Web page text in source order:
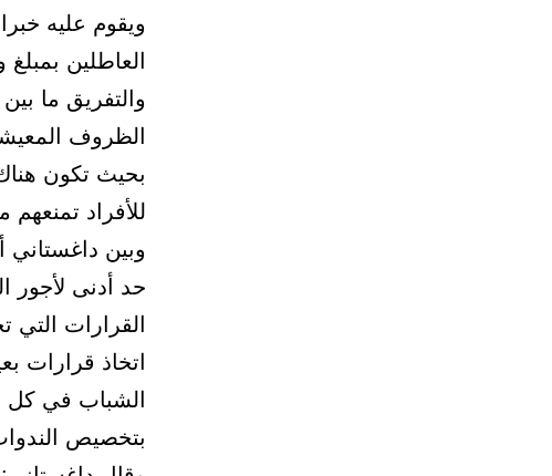
ويقوم عليه
العاطلين
والتفريق ما
الظروف
بحيث تكون
للأفراد
وبين
القرارات
اتخاذ قرارات
الشباب في كل
بتخصيص